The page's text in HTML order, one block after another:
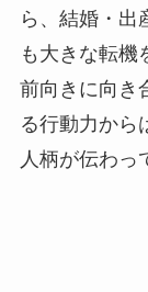
ら、結婚・出
も大きな転機
前向きに向き
る行動力から
人柄が伝わっ